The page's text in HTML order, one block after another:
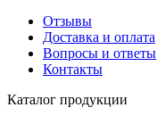
Отзывы
Доставка и оплата
Вопросы и ответы
Контакты
Каталог продукции